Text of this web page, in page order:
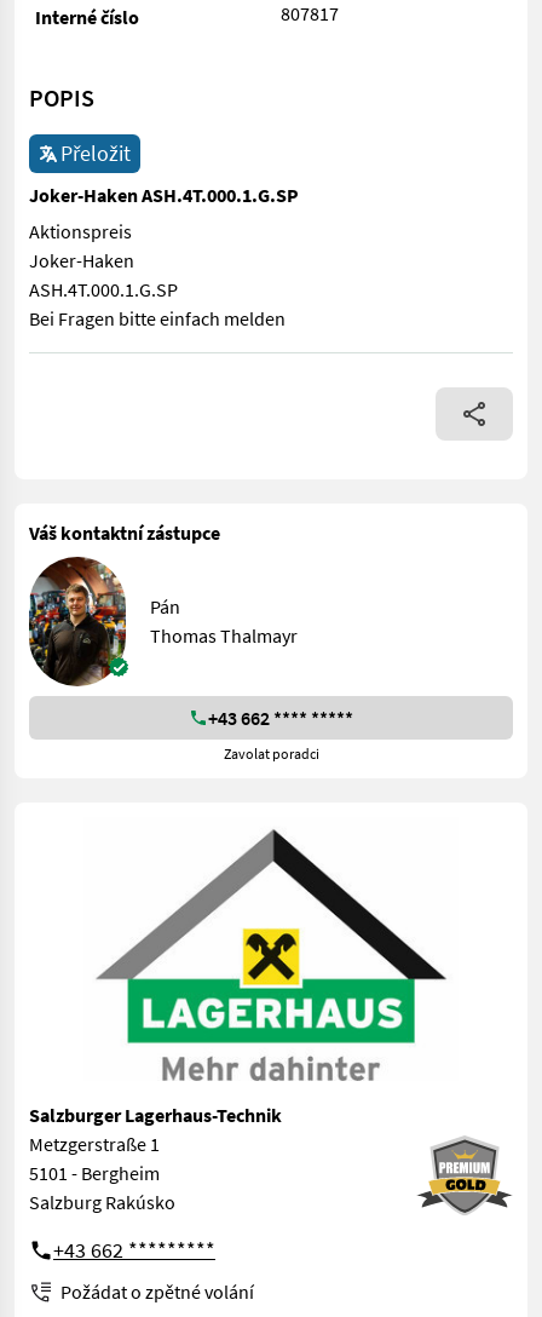
Interné číslo 807817
POPIS
Přeložit
Joker-Haken ASH.4T.000.1.G.SP
Aktionspreis
Joker-Haken
ASH.4T.000.1.G.SP
Bei Fragen bitte einfach melden
Aktionspreis Joker-Haken ASH.4T.000.1.G.SP Bei Fragen bitte
Váš kontaktní zástupce
Pán
Thomas Thalmayr
+43 662 **** *****
Zavolat poradci
Salzburger Lagerhaus-Technik
Metzgerstraße 1
5101 - Bergheim
Salzburg Rakúsko
+43 662 *********
Požádat o zpětné volání